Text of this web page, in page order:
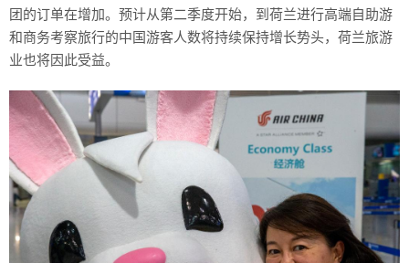
团的订单在增加。预计从第二季度开始，到荷兰进行高端自助游
和商务考察旅行的中国游客人数将持续保持增长势头，荷兰旅游
业也将因此受益。